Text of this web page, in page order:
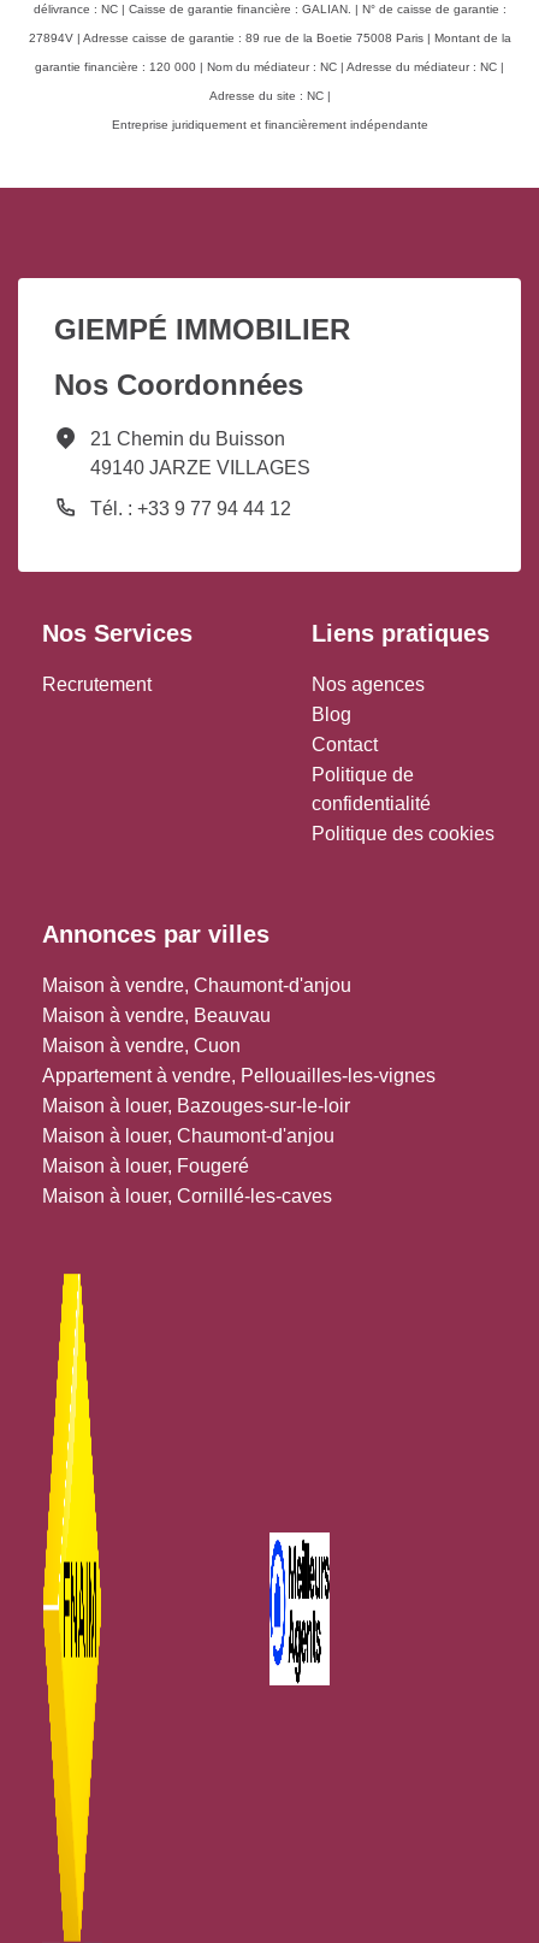
délivrance : NC | Caisse de garantie financière : GALIAN. | N° de caisse de garantie :
27894V | Adresse caisse de garantie : 89 rue de la Boetie 75008 Paris | Montant de la
garantie financière : 120 000 | Nom du médiateur : NC | Adresse du médiateur : NC |
Adresse du site : NC |
Entreprise juridiquement et financièrement indépendante
GIEMPÉ IMMOBILIER
Nos Coordonnées
21 Chemin du Buisson
49140 JARZE VILLAGES
Tél. : +33 9 77 94 44 12
Nos Services
Recrutement
Liens pratiques
Nos agences
Blog
Contact
Politique de
confidentialité
Politique des cookies
Annonces par villes
Maison à vendre, Chaumont-d'anjou
Maison à vendre, Beauvau
Maison à vendre, Cuon
Appartement à vendre, Pellouailles-les-vignes
Maison à louer, Bazouges-sur-le-loir
Maison à louer, Chaumont-d'anjou
Maison à louer, Fougeré
Maison à louer, Cornillé-les-caves